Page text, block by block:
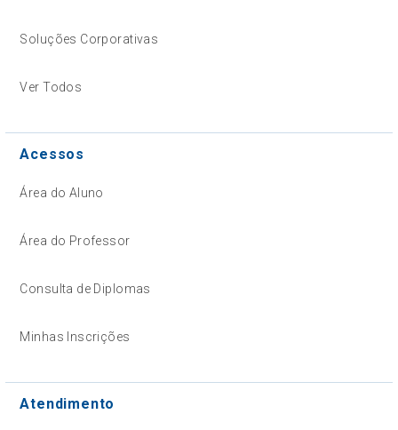
Soluções Corporativas
Ver Todos
Acessos
Área do Aluno
Área do Professor
Consulta de Diplomas
Minhas Inscrições
Atendimento